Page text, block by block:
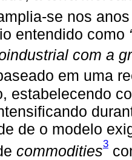
se nos
entendido como
com a
em uma
estabelecendo
de o modelo
commodities3